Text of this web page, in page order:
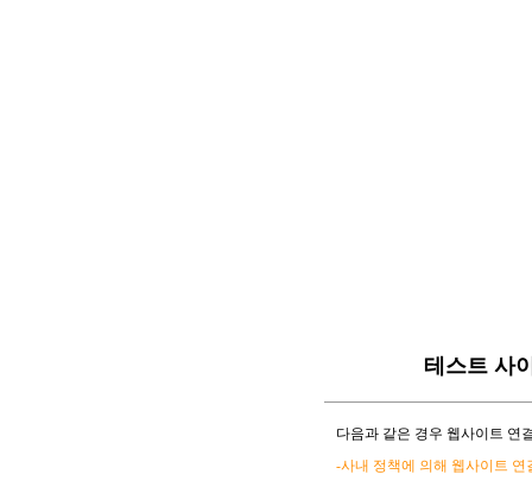
테스트 사
다음과 같은 경우 웹사이트 연
-사내 정책에 의해 웹사이트